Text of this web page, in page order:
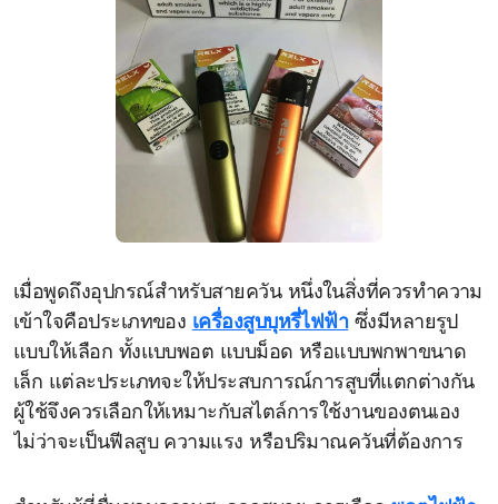
เมื่อพูดถึงอุปกรณ์สำหรับสายควัน หนึ่งในสิ่งที่ควรทำความ
เข้าใจคือประเภทของ เครื่องสูบบุหรี่ไฟฟ้าซึ่งมีหลายรูป
แบบให้เลือก ทั้งแบบพอต แบบม็อด หรือแบบพกพาขนาด
เล็ก แต่ละประเภทจะให้ประสบการณ์การสูบที่แตกต่างกัน
ผู้ใช้จึงควรเลือกให้เหมาะกับสไตล์การใช้งานของตนเอง
ไม่ว่าจะเป็นฟีลสูบ ความแรง หรือปริมาณควันที่ต้องการ